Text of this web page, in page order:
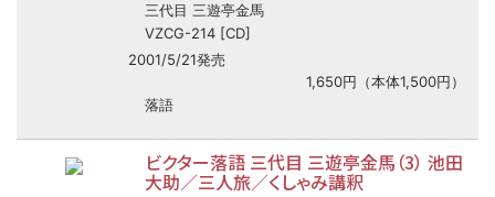
三代目 三遊亭金馬
VZCG-214 [CD]
2001/5/21発売
1,650円（本体1,500円）
落語
ビクター落語 三代目 三遊亭金馬（3） 池田
大助／三人旅／くしゃみ講釈